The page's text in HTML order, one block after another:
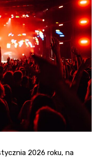
2026 roku, na